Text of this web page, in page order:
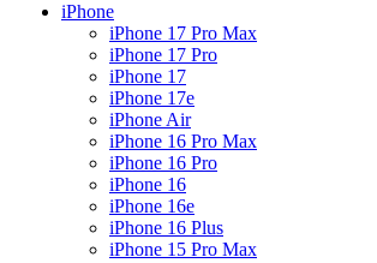
iPhone
iPhone 17 Pro Max
iPhone 17 Pro
iPhone 17
iPhone 17e
iPhone Air
iPhone 16 Pro Max
iPhone 16 Pro
iPhone 16
iPhone 16e
iPhone 16 Plus
iPhone 15 Pro Max